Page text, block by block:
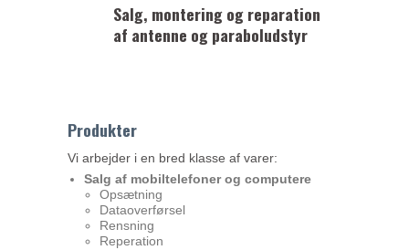
Salg, montering og reparation
af antenne og paraboludstyr
Produkter
Vi arbejder i en bred klasse af varer:
Salg af mobiltelefoner og computere
Opsætning
Dataoverførsel
Rensning
Reperation